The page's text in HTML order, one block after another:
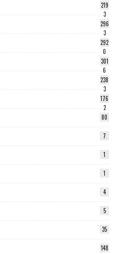
219
3
296
3
292
0
301
6
238
3
176
2
80
7
1
1
4
5
35
148